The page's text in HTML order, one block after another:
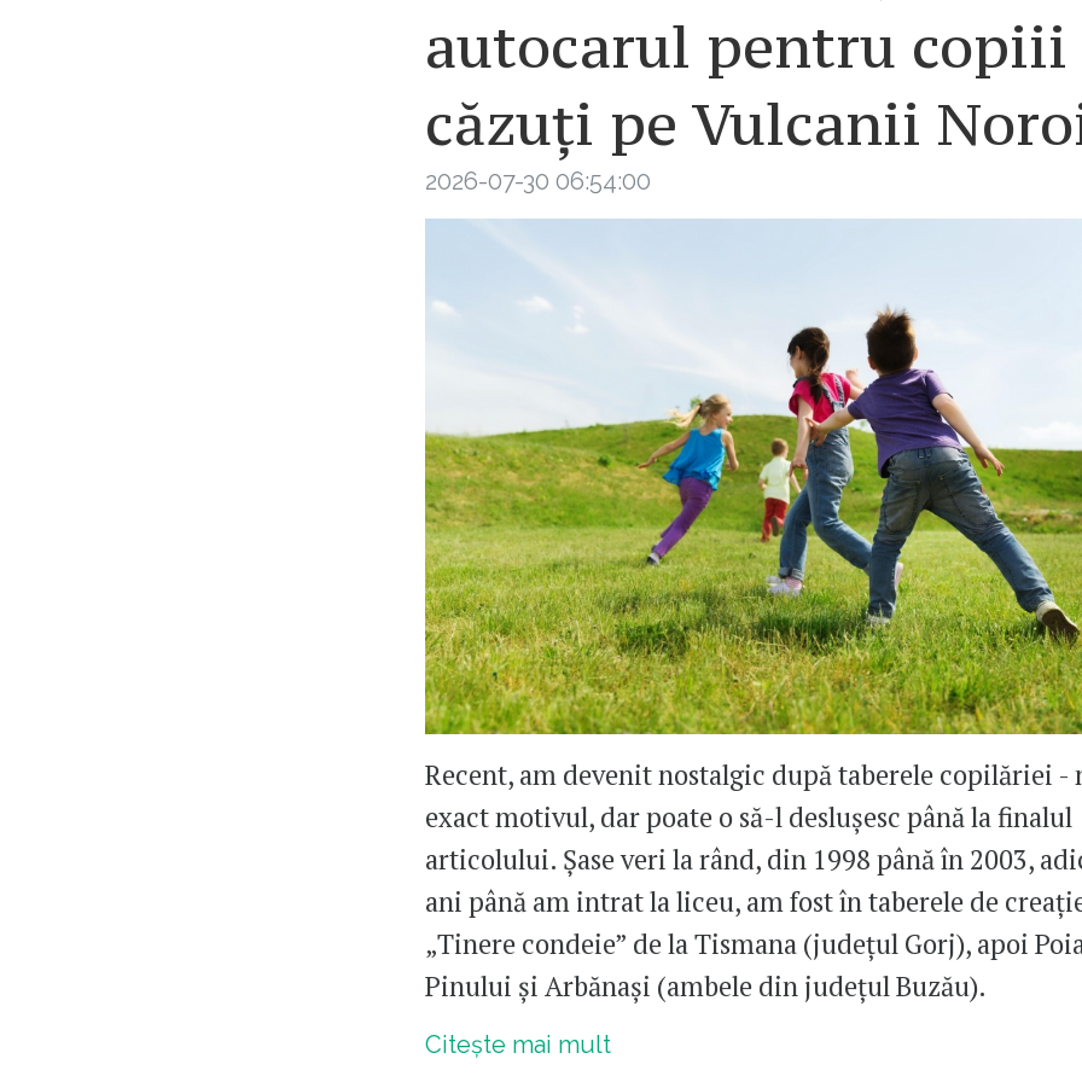
autocarul pentru copiii
căzuți pe Vulcanii
2026-07-30 06:54:00
Recent, am devenit nostalgic după taberele copilăriei -
exact motivul, dar poate o să-l deslușesc până la finalul
articolului. Șase veri la rând, din 1998 până în 2003,
ani până am intrat la liceu, am fost în taberele de
„Tinere condeie” de la Tismana (județul Gorj), apoi
Pinului și Arbănași (ambele din județul Buzău).
Citește mai mult